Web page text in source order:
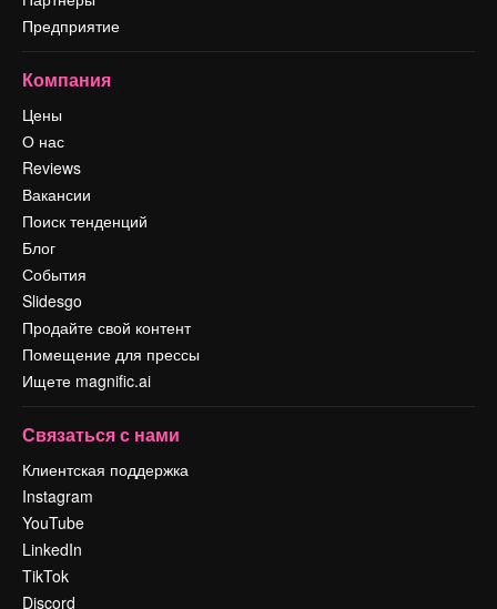
Предприятие
Компания
Цены
О нас
Reviews
Вакансии
Поиск тенденций
Блог
События
Slidesgo
Продайте свой контент
Помещение для прессы
Ищете magnific.ai
Связаться с нами
Клиентская поддержка
Instagram
YouTube
LinkedIn
TikTok
Discord